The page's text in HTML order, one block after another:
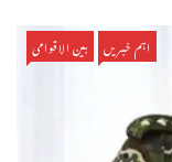
اہم خبریں بین الاقوامی